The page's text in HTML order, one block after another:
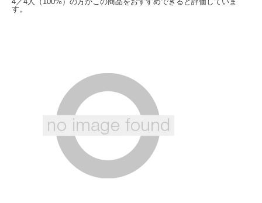
ペ
ジ
ン
ク。
4／4人（100%）の方がこの商品をおすすめできると評価していま
す。